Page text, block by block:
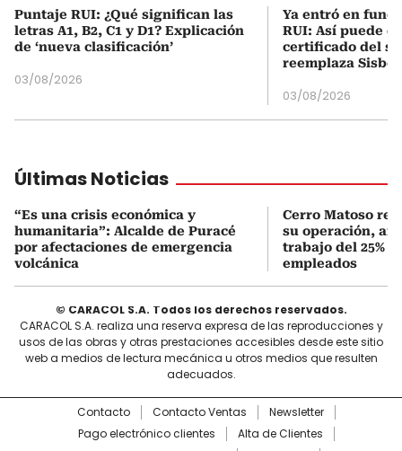
Puntaje RUI: ¿Qué significan las
letras A1, B2, C1 y D1? Explicación
de ‘nueva clasificación’
03/08/2026
Ya entró en
RUI: Así puede
certificado del
reemplaza
03/08/2026
Últimas Noticias
“Es una crisis económica y
humanitaria”: Alcalde de Puracé
por afectaciones de emergencia
volcánica
Cerro Matoso
su operación,
trabajo del 25%
empleados
© CARACOL S.A. Todos los derechos reservados.
CARACOL S.A. realiza una reserva expresa de las reproducciones y
usos de las obras y otras prestaciones accesibles desde este sitio
web a medios de lectura mecánica u otros medios que resulten
adecuados.
Contacto Contacto Ventas
Newsletter
Pago electrónico clientes
Alta de Clientes